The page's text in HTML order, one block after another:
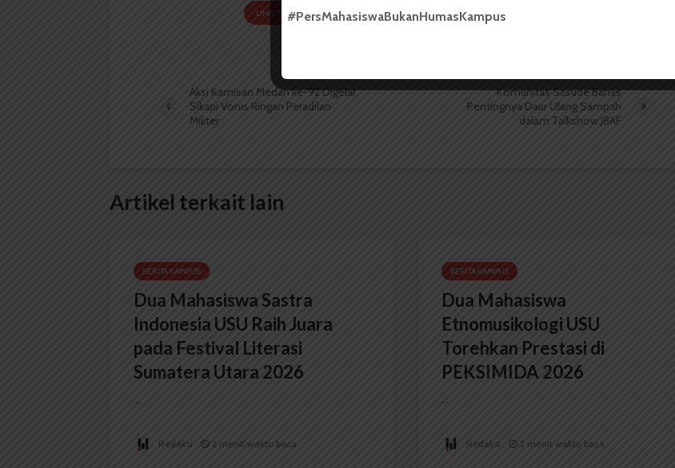
LIHAT SEMUA ARTIKEL
Aksi Kamisan Medan ke-92 Digelar,
Sikapi Vonis Ringan Peradilan
Militer
Komunitas Sasude Bahas
Pentingnya Daur Ulang Sampah
dalam Talkshow JBAF
Artikel terkait lain
BERITA KAMPUS
Dua Mahasiswa Sastra
Indonesia USU Raih Juara
pada Festival Literasi
Sumatera Utara 2026
...
Redaksi 2 menit waktu baca
BERITA KAMPUS
Dua Mahasiswa
Etnomusikologi USU
Torehkan Prestasi di
PEKSIMIDA 2026
...
Redaksi 2 menit waktu baca
#PersMahasiswaBukanHumasKampus